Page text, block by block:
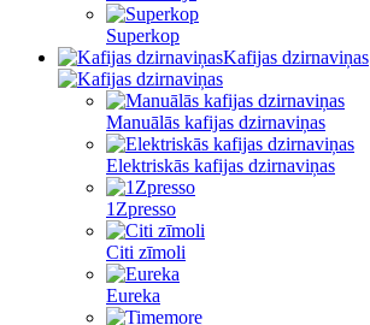
Superkop
Kafijas dzirnaviņas
Manuālās kafijas dzirnaviņas
Elektriskās kafijas dzirnaviņas
1Zpresso
Citi zīmoli
Eureka